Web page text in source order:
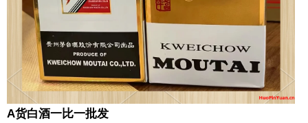
A货白酒一比一批发